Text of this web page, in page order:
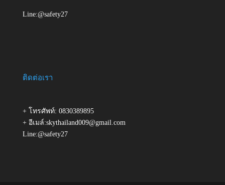
Line:@safety27
ติดต่อเรา
+ โทรศัพท์: 0830389895
+ อีเมล์:skythailand009@gmail.com
Line:@safety27